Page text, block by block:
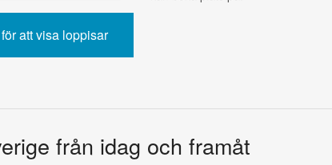
från idag och framåt